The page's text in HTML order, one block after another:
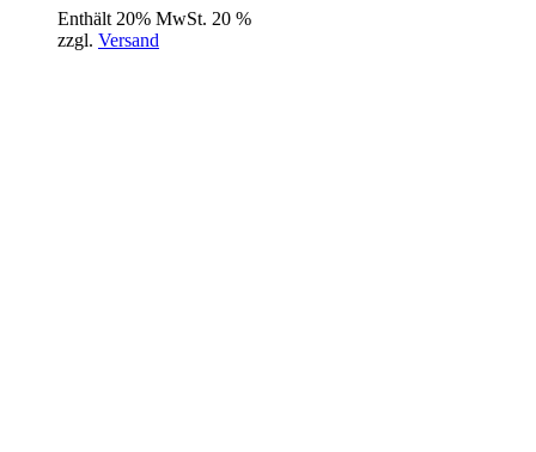
Enthält 20% MwSt. 20 %
zzgl. Versand